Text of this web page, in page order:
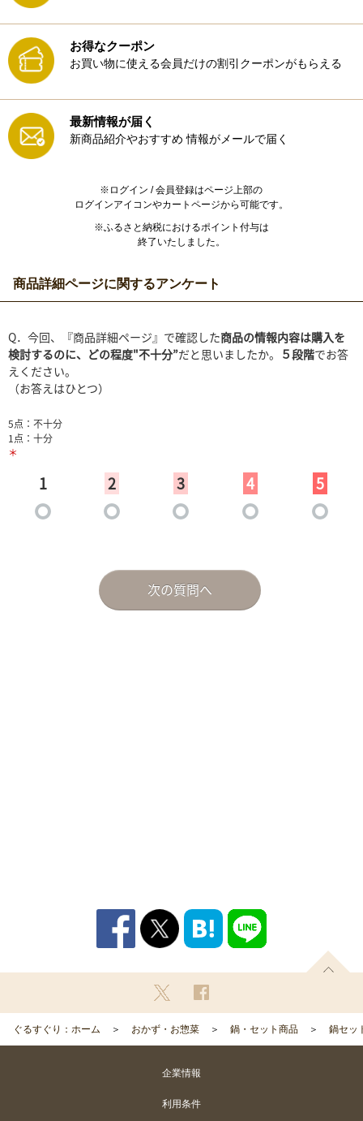
お得なクーポン
お買い物に使える会員だけの割引クーポンがもらえる
最新情報が届く
新商品紹介やおすすめ 情報がメールで届く
※ログイン / 会員登録はページ上部の
ログインアイコンやカートページから可能です。
※ふるさと納税におけるポイント付与は
終了いたしました。
商品詳細ページに関するアンケート
ぐるすぐり：ホーム おかず・お惣菜 鍋・セット商品 鍋セッ
企業情報
利用条件